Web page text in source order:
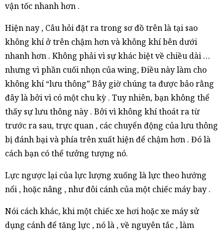
vận tốc nhanh hơn .
Hiện nay , Câu hỏi đặt ra trong sơ đồ trên là tại sao
không khí ở trên chậm hơn và không khí bên dưới
nhanh hơn . Không phải vì sự khác biệt về chiều dài …
nhưng vì phần cuối nhọn của wing, Điều này làm cho
không khí “lưu thông” Bây giờ chúng ta được bảo rằng
đây là bởi vì có một chu kỳ . Tuy nhiên, bạn không thể
thấy sự lưu thông này . Bởi vì không khí thoát ra từ
trước ra sau, trực quan , các chuyển động của lưu thông
bị đánh bại và phía trên xuất hiện để chậm hơn . Đó là
cách bạn có thể tưởng tượng nó.
Lực ngược lại của lực lượng xuống là lực theo hướng
nổi , hoặc nâng , như đôi cánh của một chiếc máy bay .
Nói cách khác, khi một chiếc xe hơi hoặc xe máy sử
dụng cánh để tăng lực , nó là , về nguyên tắc , làm